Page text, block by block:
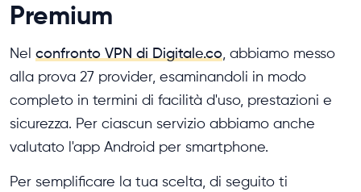
Premium
Nel confronto VPN di Digitale.co, abbiamo messo
alla prova 27 provider, esaminandoli in modo
completo in termini di facilità d'uso, prestazioni e
sicurezza. Per ciascun servizio abbiamo anche
valutato l'app Android per smartphone.
Per semplificare la tua scelta, di seguito ti